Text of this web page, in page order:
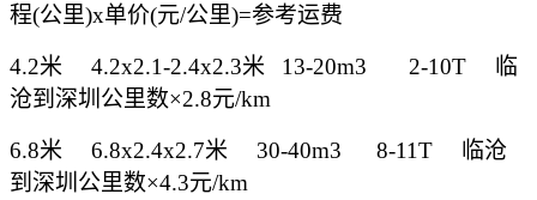
程(公里)x单价(元/公里)=参考运费
4.2米 4.2x2.1-2.4x2.3米 13-20m3 2-10T
临
沧到深圳公里数×2.8元/km
6.8米 6.8x2.4x2.7米 30-40m3 8-11T
临沧
到深圳公里数×4.3元/km